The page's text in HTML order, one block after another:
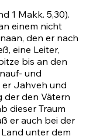
1 Makk. 5,30).
einem nicht
den er nach
eine Leiter,
bis an den
und
Jahveh und
der den Vätern
dieser Traum
er auch bei der
unter dem